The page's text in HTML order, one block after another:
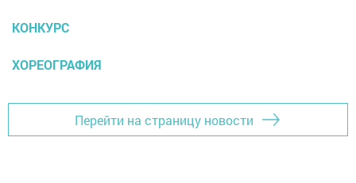
КОНКУРС
ХОРЕОГРАФИЯ
Перейти на страницу новости